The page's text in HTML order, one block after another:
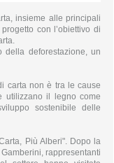
insieme alle principali
con l’obiettivo di
deforestazione, un
carta non è tra le cause
utilizzano il legno come
sostenibile delle
Più Alberi". Dopo la
rappresentanti